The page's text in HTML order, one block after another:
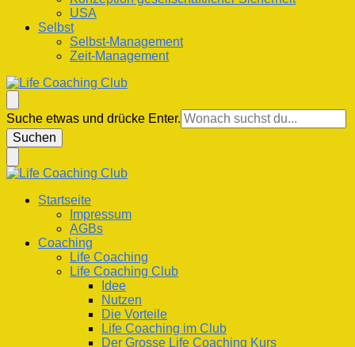
USA
Selbst
Selbst-Management
Zeit-Management
Life Coaching Club
Für Deine Lebenskompetenz
Suchst
du
nach
Suche etwas und drücke Enter.
Life Coaching Club
Für Deine Lebenskompetenz
Startseite
Impressum
AGBs
Coaching
Life Coaching
Life Coaching Club
Idee
Nutzen
Die Vorteile
Life Coaching im Club
Der Grosse Life Coaching Kurs